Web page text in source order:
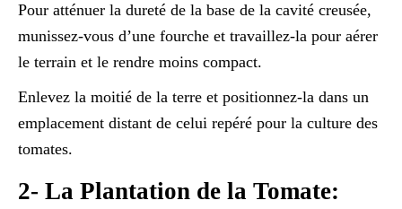
Pour atténuer la dureté de la base de la cavité creusée,
munissez-vous d’une fourche et travaillez-la pour aérer
le terrain et le rendre moins compact.
Enlevez la moitié de la terre et positionnez-la dans un
emplacement distant de celui repéré pour la culture des
tomates.
2- La Plantation de la Tomate: